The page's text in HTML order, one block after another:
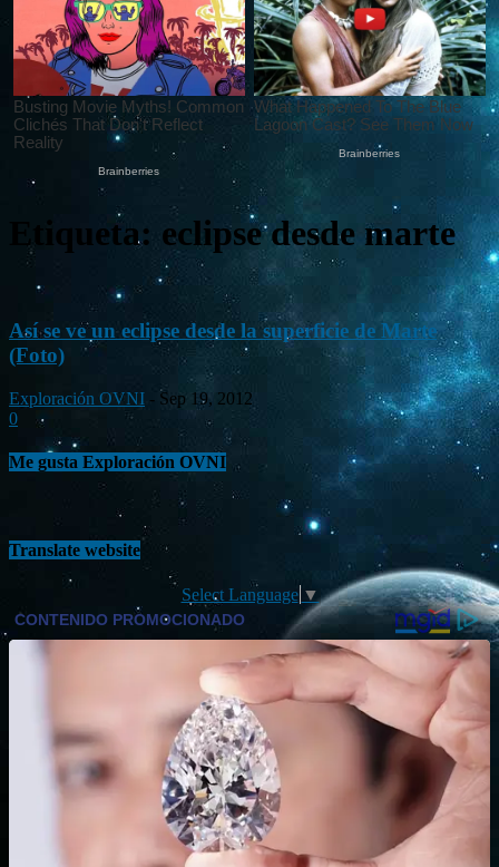
Etiqueta: eclipse desde marte
Así se ve un eclipse desde la superficie de Marte
(Foto)
Exploración OVNI - Sep 19, 2012
0
Me gusta Exploración OVNI
Translate website
Select Language ▼